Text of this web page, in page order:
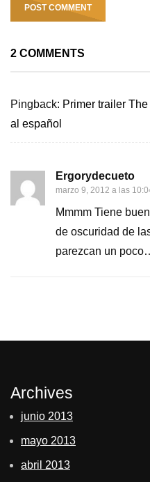
2 COMMENTS
Pingback: Primer trailer
al español
Ergorydecueto
marzo 9, 2012 a las
Mmmm Tiene
de oscuridad de
parezcan un
Archives
junio 2013
mayo 2013
abril 2013